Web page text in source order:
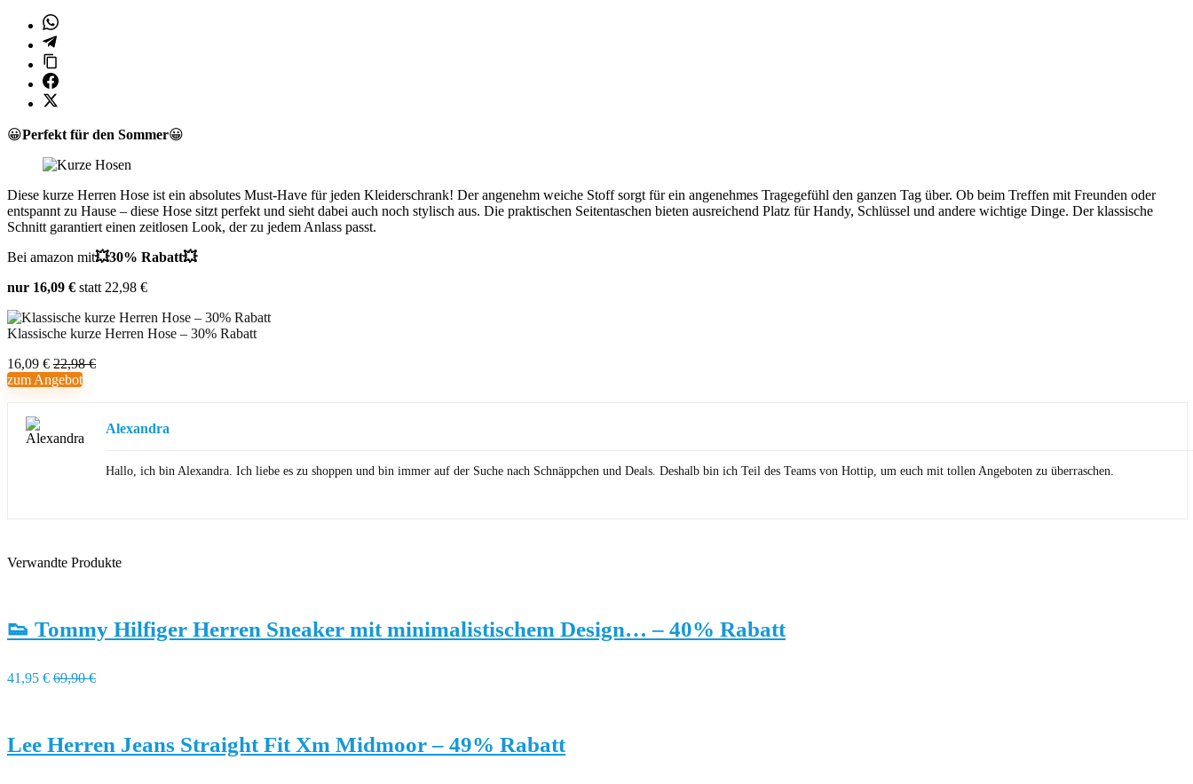
😀Perfekt für den Sommer😀
Diese kurze Herren Hose ist ein absolutes Must-Have für jeden Kleiderschrank! Der angenehm weiche Stoff sorgt für ein angenehmes Tragegefühl den ganzen Tag über. Ob beim Treffen mit Freunden oder
entspannt zu Hause – diese Hose sitzt perfekt und sieht dabei auch noch stylisch aus. Die praktischen Seitentaschen bieten ausreichend Platz für Handy, Schlüssel und andere wichtige Dinge. Der klassische
Schnitt garantiert einen zeitlosen Look, der zu jedem Anlass passt.
Bei amazon mit💥30% Rabatt💥
nur 16,09 € statt 22,98 €
Klassische kurze Herren Hose – 30% Rabatt
16,09 € 22,98 €
zum Angebot
Alexandra
Hallo, ich bin Alexandra. Ich liebe es zu shoppen und bin immer auf der Suche nach Schnäppchen und Deals. Deshalb bin ich Teil des Teams von Hottip, um euch mit tollen Angeboten zu überraschen.
Verwandte Produkte
👟 Tommy Hilfiger Herren Sneaker mit minimalistischem Design… – 40% Rabatt
41,95 € 69,90 €
Lee Herren Jeans Straight Fit Xm Midmoor – 49% Rabatt